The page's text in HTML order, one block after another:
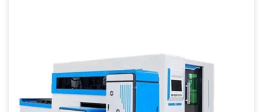
SERVICE kun spura numero Kontaktu